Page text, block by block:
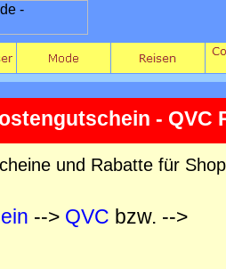
- QVC
und Rabatte für
--> QVC bzw. -->